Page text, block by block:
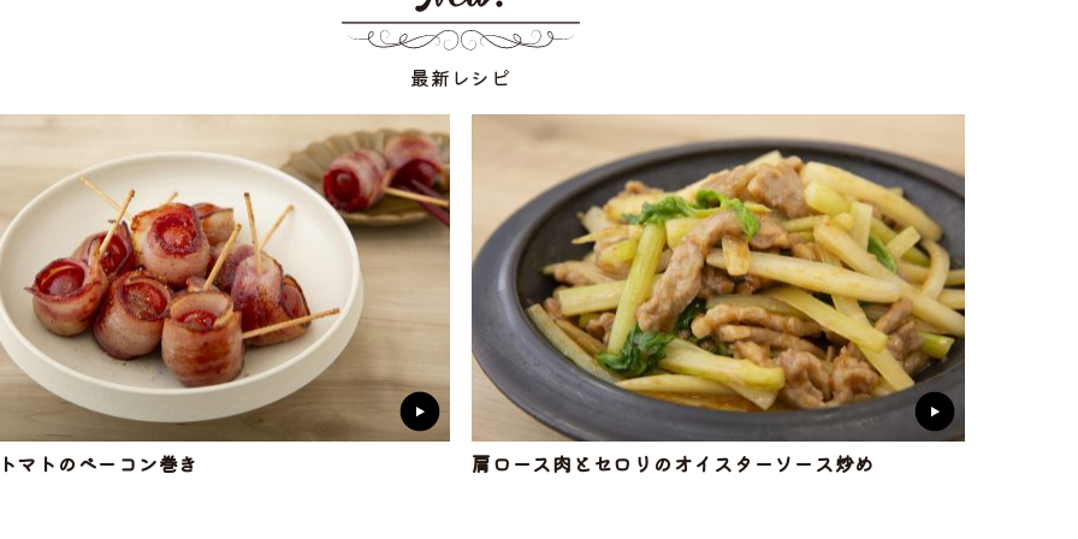
最新レシピ
マトのベーコン巻き 肩ロース肉とセロリのオイスターソース炒め